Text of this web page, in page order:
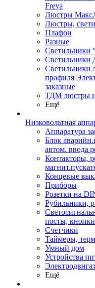
Freya
Люстры
Люстры,
Плафон
Разные
Светильники
Светильники
профиля
заказные
ТДМ люстры
Ещё
Низковольтная
Аппаратура
Блок
автом. ввода
Контакторы,
Концевые
Приборы
Розетки на
Рубильники,
посты, кнопки
Счетчики
Таймеры,
Умный дом
Устройства
Ещё